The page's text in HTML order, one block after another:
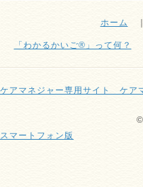
ホーム
「わかるかいご®」って何？
ケアマネジャー専用サイト ケア
スマートフォン版